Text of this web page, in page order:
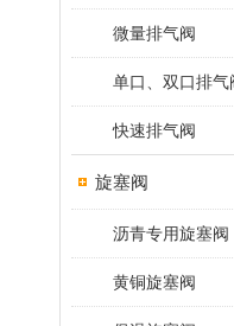
微量排气阀
单口、双口排气
快速排气阀
旋塞阀
沥青专用旋塞阀
黄铜旋塞阀